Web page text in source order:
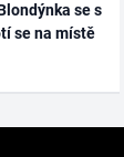
se s
se na místě